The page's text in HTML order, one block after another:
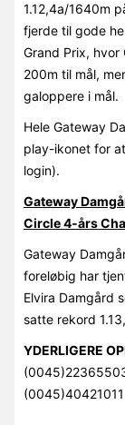
1.12,4a/1640m
fjerde til gode
Grand Prix,
200m til mål,
galoppere i mål.
Hele Gateway
play-ikonet for
login).
Gateway
Circle 4-års
Gateway
foreløbig har
Elvira Damgård
satte rekord
YDERLIGERE